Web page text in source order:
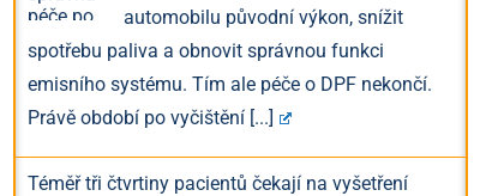
automobilu původní výkon, snížit
spotřebu paliva a obnovit správnou funkci
emisního systému. Tím ale péče o DPF nekončí.
Právě období po vyčištění [...]
Téměř tři čtvrtiny pacientů čekají na vyšetření